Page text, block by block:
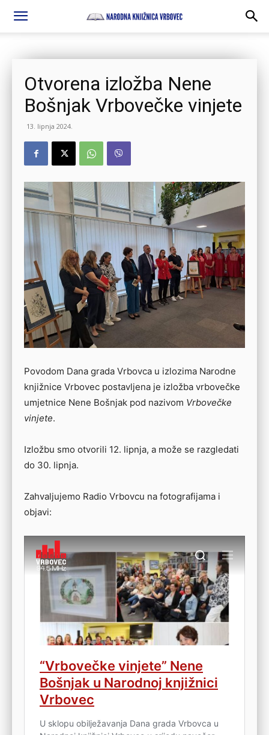
Otvorena izložba Nene
Bošnjak Vrbovečke vinjete
13. lipnja 2024.
Povodom Dana grada Vrbovca u izlozima Narodne
knjižnice Vrbovec postavljena je izložba vrbovečke
umjetnice Nene Bošnjak pod nazivom Vrbovečke
vinjete.
Izložbu smo otvorili 12. lipnja, a može se razgledati
do 30. lipnja.
Zahvaljujemo Radio Vrbovcu na fotografijama i
objavi: